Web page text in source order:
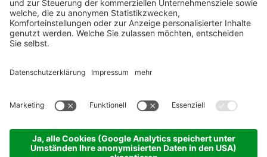
Ich habe dieDatenschutzerklärungzur Kenntnis
genommen.
NEWSLETTER ABONNIEREN
produced by